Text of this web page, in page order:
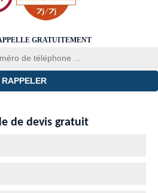
GRATUITEMENT
de devis gratuit